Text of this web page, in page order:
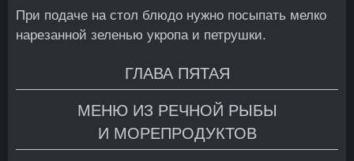
При подаче на стол блюдо нужно посыпать мелко
нарезанной зеленью укропа и петрушки.
ГЛАВА ПЯТАЯ
МЕНЮ ИЗ РЕЧНОЙ РЫБЫ
И МОРЕПРОДУКТОВ